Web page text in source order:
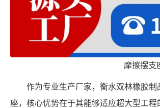
摩擦摆支
作为专业生产厂家，衡水双林橡胶
座，核心优势在于其能够适应超大型工